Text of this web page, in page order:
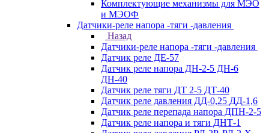
Комплектующие механизмы для МЭО
и МЭОФ
Датчики-реле напора -тяги -давления
Назад
Датчики-реле напора -тяги -давления
Датчик реле ДЕ-57
Датчик реле напора ДН-2-5 ДН-6
ДН-40
Датчик реле тяги ДТ 2-5 ДТ-40
Датчик реле давления ДД-0,25 ДД-1,6
Датчик реле перепада напора ДПН-2-5
Датчик реле напора и тяги ДНТ-1